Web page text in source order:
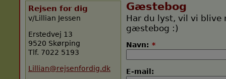
Gæstebog
Har du lyst, vil vi blive
gæstebog :)
Navn: *
E-mail:
Rejsen for dig
v/Lillian Jessen
Erstedvej 13
9520 Skørping
Tlf. 7022 5193
Lillian@rejsenfordig.dk